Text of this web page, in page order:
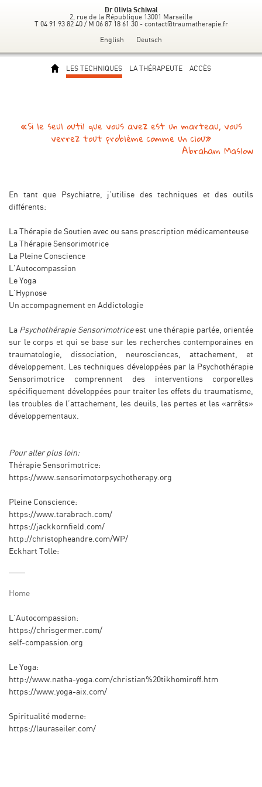
Dr Olivia Schiwal
2, rue de la République 13001 Marseille
T 04 91 93 82 40 / M 06 87 18 61 30 - contact@traumatherapie.fr
English Deutsch
LES TECHNIQUES LA THÉRAPEUTE ACCÈS
«Si le seul outil que vous avez est un marteau, vous
verrez tout problème comme un clou»
Abraham Maslow
En tant que Psychiatre, j’utilise des techniques et des outils
différents:
La Thérapie de Soutien avec ou sans prescription médicamenteuse
La Thérapie Sensorimotrice
La Pleine Conscience
L’Autocompassion
Le Yoga
L’Hypnose
Un accompagnement en Addictologie
La Psychothérapie Sensorimotriceest une thérapie parlée, orientée
sur le corps et qui se base sur les recherches contemporaines en
traumatologie, dissociation, neurosciences, attachement, et
développement. Les techniques développées par la Psychothérapie
Sensorimotrice comprennent des interventions corporelles
spécifiquement développées pour traiter les effets du traumatisme,
les troubles de l’attachement, les deuils, les pertes et les «arrêts»
développementaux.
Pour aller plus loin:
Thérapie Sensorimotrice:
https://www.sensorimotorpsychotherapy.org
Pleine Conscience:
https://www.tarabrach.com/
https://jackkornfield.com/
http://christopheandre.com/WP/
Eckhart Tolle:
Home
L’Autocompassion:
https://chrisgermer.com/
self-compassion.org
Le Yoga:
http://www.natha-yoga.com/christian%20tikhomiroff.htm
https://www.yoga-aix.com/
Spiritualité moderne:
https://lauraseiler.com/